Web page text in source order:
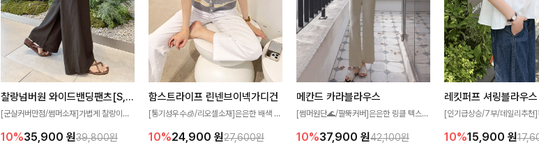
찰랑넘버원 와이드밴딩팬츠[S,M,L사이즈]
[군살커버만점/썸머소재]가볍게 찰랑이는
편안하게 착용하실 수 있는 팬츠입니다 🖤
10%35,900 원39,800원
함스트라이프 린넨브이넥가디건
[통기성우수🧊/리오셀소재]은은한 배색 스
무드 살려주는 니트 가디건 💛 브이넥 라인
10%24,900 원27,600원
메칸드 카라블라우스
[썸머원단🌊/팔뚝커버]은은한 링클 텍스처
세련된 무드를 연출해주는 블라우스- 데일
10%37,900 원42,100원
레킷퍼프 셔링블라우스
[인기급상승/7부/데일리추천]
성해주는 블라우스 🤍 가볍게
10%15,900 원